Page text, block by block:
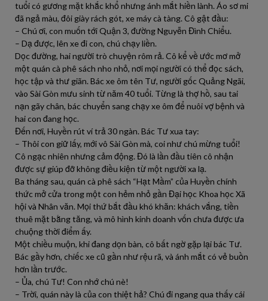
tuổi có gương mặt khắc khổ nhưng ánh mắt hiền lành. Áo sơ mi
đã ngả màu, đôi giày rách gót, xe máy cà tàng. Cô gật đầu:
– Chú ơi, con muốn tới Quận 3, đường Nguyễn Đình Chiểu.
– Dạ được, lên xe đi con, chú chạy liền.
Dọc đường, hai người trò chuyện rôm rả. Cô kể về ước mơ mở
một quán cà phê sách nho nhỏ, nơi mọi người có thể đọc sách,
học tập và thư giãn. Bác xe ôm tên Tư, người gốc Quảng Ngãi,
vào Sài Gòn mưu sinh từ năm 40 tuổi. Từng là thợ hồ, sau tai
nạn gãy chân, bác chuyển sang chạy xe ôm để nuôi vợ bệnh và
hai con đang học.
Đến nơi, Huyền rút ví trả 30 ngàn. Bác Tư xua tay:
– Thôi con giữ lấy, mới vô Sài Gòn mà, coi như chú mừng tuổi!
Cô ngạc nhiên nhưng cảm động. Đó là lần đầu tiên cô nhận
được sự giúp đỡ không điều kiện từ một người xa lạ.
Ba tháng sau, quán cà phê sách “Hạt Mầm” của Huyền chính
thức mở cửa trong một con hẻm nhỏ gần Đại học Khoa học Xã
hội và Nhân văn. Mọi thứ bắt đầu khó khăn: khách vắng, tiền
thuê mặt bằng tăng, và mô hình kinh doanh vốn chưa được ưa
chuộng thời điểm ấy.
Một chiều muộn, khi đang dọn bàn, cô bất ngờ gặp lại bác Tư.
Bác gầy hơn, chiếc xe cũ gần như rệu rã, và ánh mắt có vẻ buồn
hơn lần trước.
– Ủa, chú Tư! Con nhớ chú nè!
– Trời, quán này là của con thiệt hả? Chú đi ngang qua thấy cái